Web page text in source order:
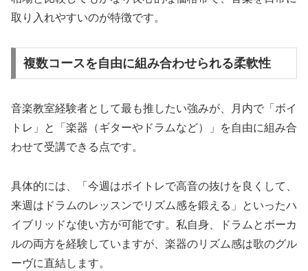
取り入れやすいのが特徴です。
複数コースを自由に組み合わせられる柔軟性
音楽教室経験者として最も推したい強みが、月内で「ボイ
トレ」と「楽器（ギターやドラムなど）」を自由に組み合
わせて受講できる点です。
具体的には、「今週はボイトレで高音の抜けを良くして、
来週はドラムのレッスンでリズム感を鍛える」といったハ
イブリッドな使い方が可能です。私自身、ドラムとボーカ
ルの両方を経験していますが、楽器のリズム感は歌のグル
ーヴに直結します。